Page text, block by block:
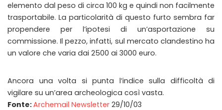
elemento dal peso di circa 100 kg e quindi non facilmente
trasportabile. La particolarità di questo furto sembra far
propendere per l’ipotesi di un’asportazione su
commissione. Il pezzo, infatti, sul mercato clandestino ha
un valore che varia dai 2500 ai 3000 euro.
Ancora una volta si punta l’indice sulla difficoltà di
vigilare su un’area archeologica così vasta.
Fonte:Archemail Newsletter 29/10/03